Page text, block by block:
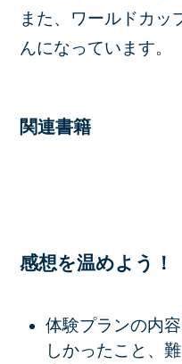
また、ワールドカッ
んになっています。
関連書籍
感想を温めよう！
体験プランの内
しかったこと、